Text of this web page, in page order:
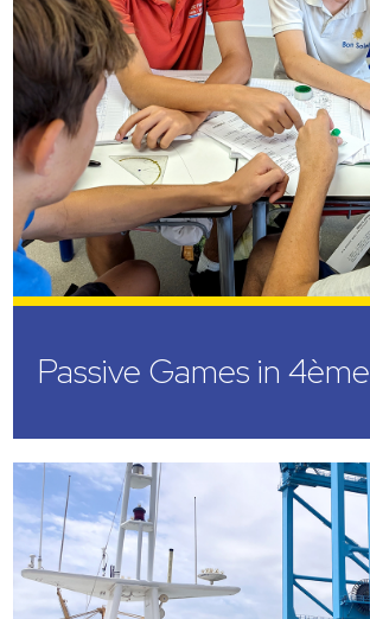
Passive Games in 4ème